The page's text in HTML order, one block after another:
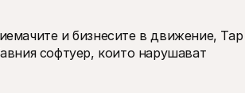
и бизнесите в движение, Tap
софтуер, които нарушават